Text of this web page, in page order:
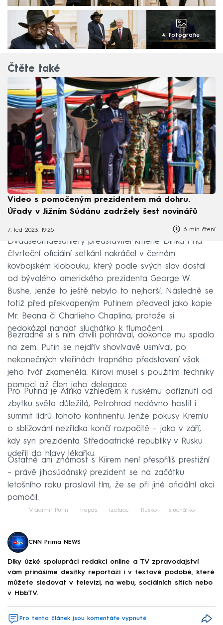
4 fotografie
Čtěte také
Video s pomočeným prezidentem má dohru.
Úřady v Jižním Súdánu zadržely šest novinářů
7. led 2023, 19:25 6 min čtení
Dvaasedmdesátiletý představitel kmene Dinka i na
čtvrteční oficiální setkání nakráčel v černém
kovbojském klobouku, který podle svých slov dostal
od bývalého amerického prezidenta George W.
Bushe. Jenže to ještě nebylo to nejhorší. Následně se
totiž před překvapeným Putinem předvedl jako kopie
Mr. Beana či Charlieho Chaplina, protože si
nedokázal nandat sluchátko k tlumočení.
Bezradně si s ním chvíli pohrával, dokonce mu spadlo
na zem. Putin se nejdřív shovívavě usmíval, po
nekonečných vteřinách trapného představení však
jeho tvář zkameněla. Kiirovi musel s použitím techniky
pomoci až člen jeho delegace.
Pro Putina je Afrika vzhledem k ruskému odříznutí od
zbytku světa důležitá, Petrohrad nedávno hostil i
summit lídrů tohoto kontinentu. Jenže pokusy Kremlu
o sbližování nezřídka končí rozpačitě – jako v září,
kdy syn prezidenta Středoafrické republiky v Rusku
udeřil do hlavy lékařku.
Ostatně ani známost s Kiirem není přespříliš prestižní
– právě jihosúdánský prezident se na začátku
letošního roku proslavil tím, že se při jiné oficiální akci
pomočil.
Vladimir Putin trapas izolace Rusko sluchátko
CNN Prima NEWS
Díky úzké spolupráci redakcí online a TV zpravodajství
vám přinášíme desítky reportáží i v textové podobě, které
můžete sledovat v televizi, na webu, sociálních sítích nebo
v HbbTV.
Pro tento článek jsou komentáře vypnuté